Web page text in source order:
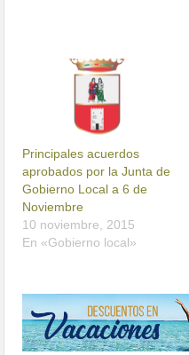
Principales acuerdos
aprobados por la Junta de
Gobierno Local a 6 de
Noviembre
10 noviembre, 2015
En «Gobierno local»